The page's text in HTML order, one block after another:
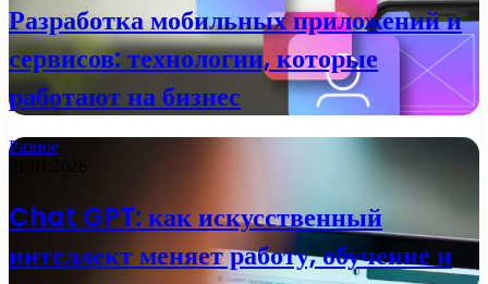
Разработка мобильных приложений и
сервисов: технологии, которые
работают на бизнес
Разное
Chat GPT: как искусственный
интеллект меняет работу, обучение и